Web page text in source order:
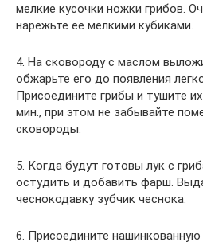
мелкие кусочки ножки грибов.
нарежьте ее мелкими кубиками.
4. На сковороду с маслом
обжарьте его до появления
Присоедините грибы и тушите
мин., при этом не забывайте
сковороды.
5. Когда будут готовы лук с
остудить и добавить фарш.
чеснокодавку зубчик чеснока.
6. Присоедините нашинкованную